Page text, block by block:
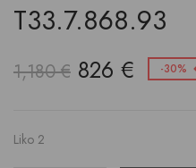
T33.7.868.93
1,180€ 826 € -30%
Liko 2